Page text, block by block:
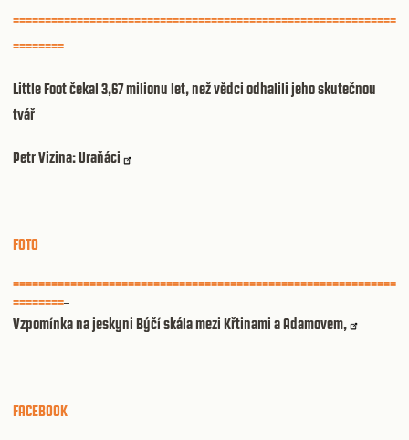
============================================================
========
Little Foot čekal 3,67 milionu let, než vědci odhalili jeho skutečnou
tvář
Petr Vizina: Uraňáci
FOTO
============================================================
========
Vzpomínka na jeskyni Býčí skála mezi Křtinami a Adamovem,
FACEBOOK